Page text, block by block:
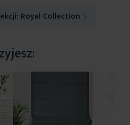
Royal Collection